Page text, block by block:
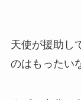
天使が援助し
のはもったい